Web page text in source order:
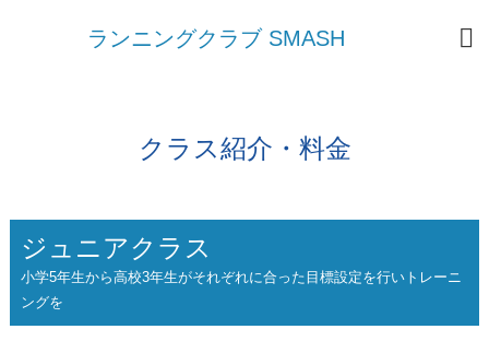
ランニングクラブ SMASH
クラス紹介・料金
ジュニアクラス
小学5年生から高校3年生がそれぞれに合った目標設定を行いトレーニ
ングを